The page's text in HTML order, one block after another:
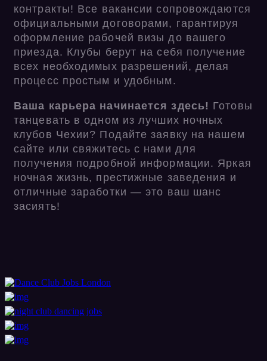
контракты! Все вакансии сопровождаются
официальными договорами, гарантируя
оформление рабочей визы до вашего
приезда. Клубы берут на себя получение
всех необходимых разрешений, делая
процесс простым и удобным.
Ваша карьера начинается здесь! Готовы
танцевать в одном из лучших ночных
клубов Чехии? Подайте заявку на нашем
сайте или свяжитесь с нами для
получения подробной информации. Яркая
ночная жизнь, престижные заведения и
отличные заработки — это ваш шанс
засиять!